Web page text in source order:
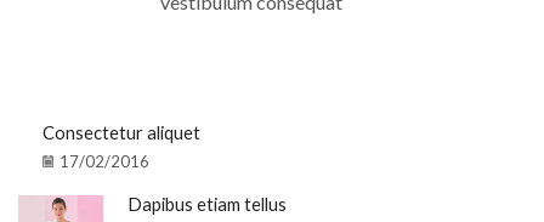
Consectetur aliquet
17/02/2016
Dapibus etiam tellus